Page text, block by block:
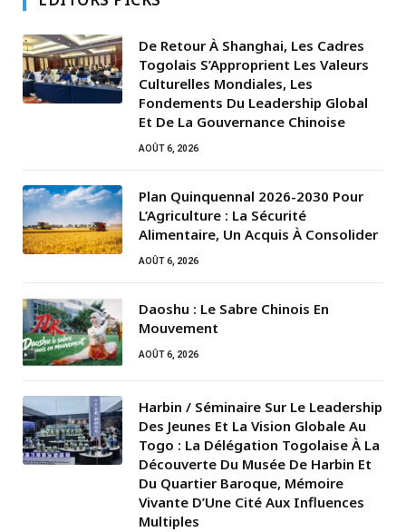
De Retour À Shanghai, Les Cadres
Togolais S’Approprient Les Valeurs
Culturelles Mondiales, Les
Fondements Du Leadership Global
Et De La Gouvernance Chinoise
AOÛT 6, 2026
Plan Quinquennal 2026-2030 Pour
L’Agriculture : La Sécurité
Alimentaire, Un Acquis À Consolider
AOÛT 6, 2026
Daoshu : Le Sabre Chinois En
Mouvement
AOÛT 6, 2026
Harbin / Séminaire Sur Le Leadership
Des Jeunes Et La Vision Globale Au
Togo : La Délégation Togolaise À La
Découverte Du Musée De Harbin Et
Du Quartier Baroque, Mémoire
Vivante D’Une Cité Aux Influences
Multiples